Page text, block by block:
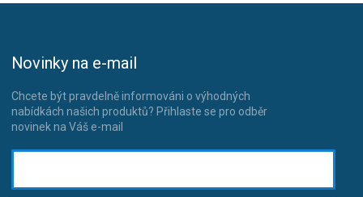
Novinky na e-mail
Chcete být pravdelně informováni o výhodných
nabídkách našich produktů? Přihlaste se pro odběr
novinek na Váš e-mail